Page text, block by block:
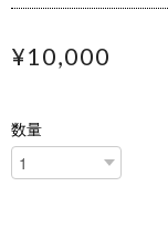
¥10,000
数量